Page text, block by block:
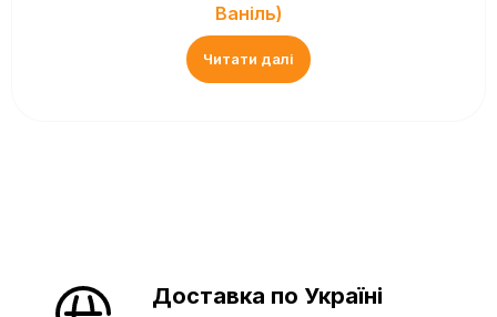
Ваніль)
Читати далі
Доставка по Україні